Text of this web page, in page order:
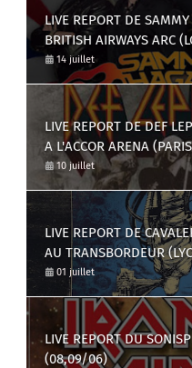
LIVE REPORT DE
BRITISH AIRWAYS ARC
09/07/26)
14 juillet
LIVE REPORT DE DEF
A L'ACCOR ARENA
10 juillet
LIVE REPORT DE
AU TRANSBORDEUR
01 juillet
LIVE REPORT DU
(08,09/06)